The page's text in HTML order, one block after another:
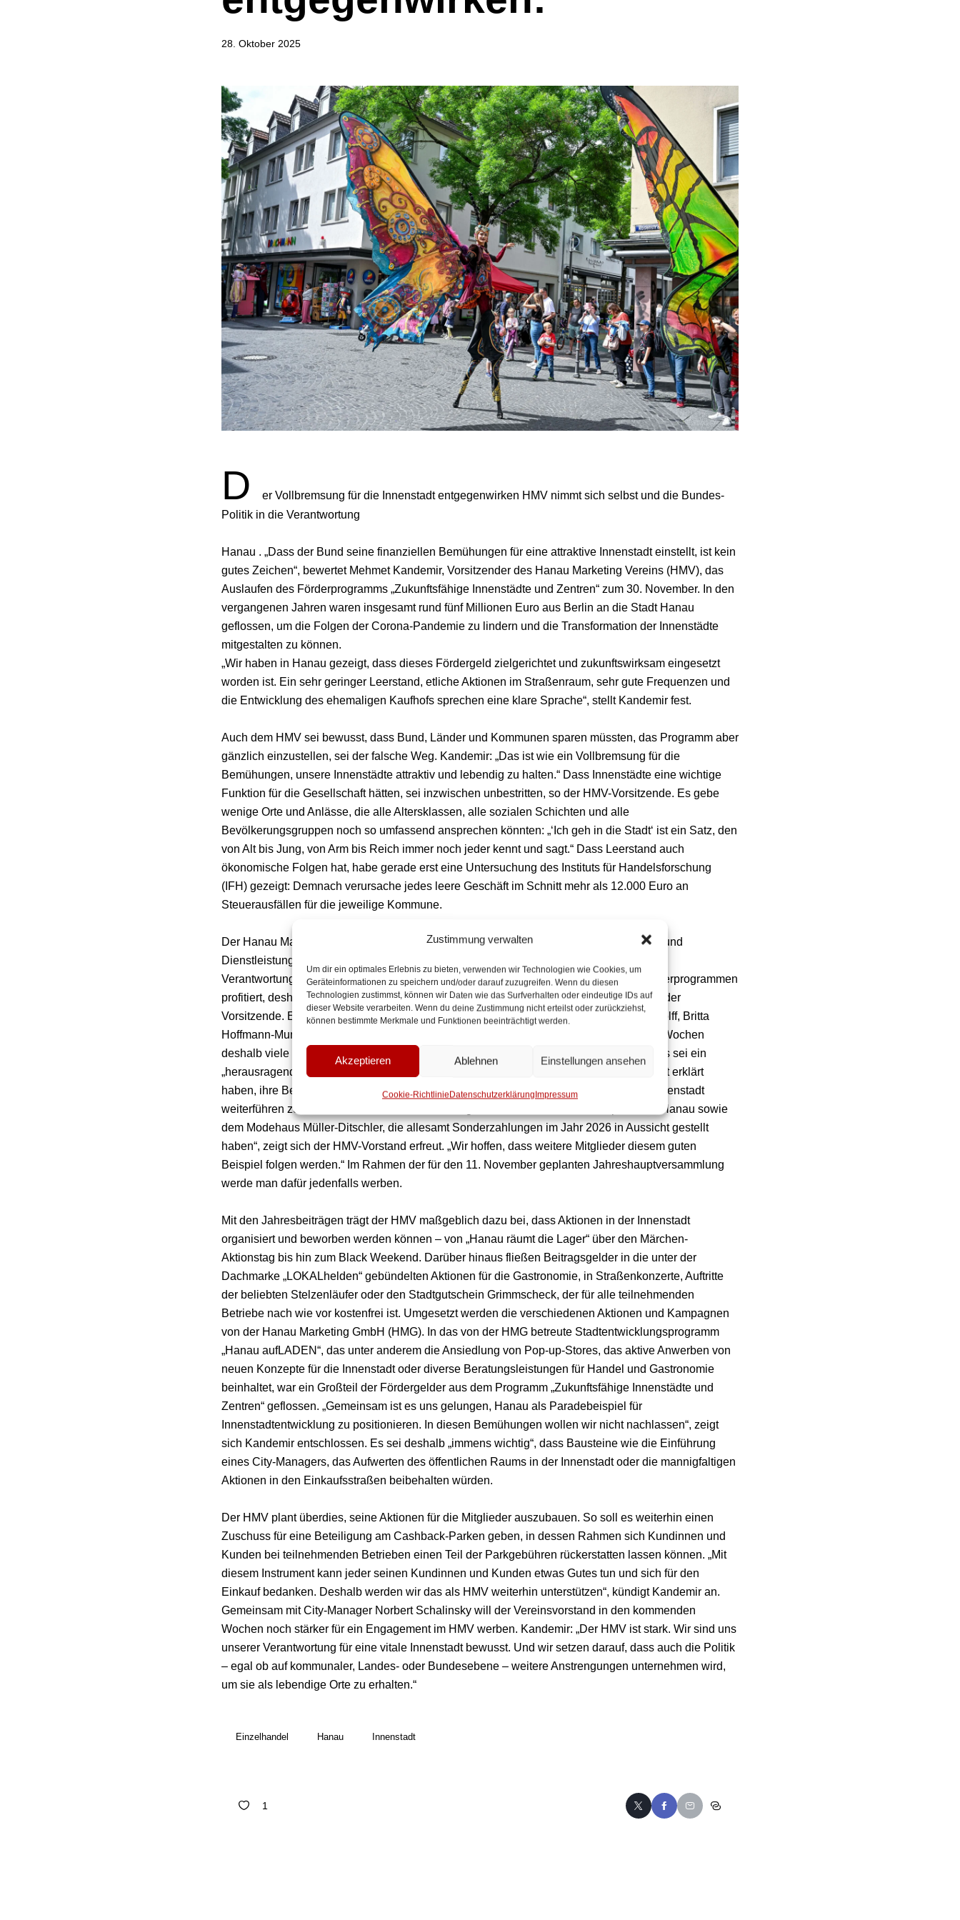
Zustimmung verwalten
Um dir ein optimales Erlebnis zu bieten, verwenden wir Technologien wie Cookies, um
Geräteinformationen zu speichern und/oder darauf zuzugreifen. Wenn du diesen
Technologien zustimmst, können wir Daten wie das Surfverhalten oder eindeutige IDs auf
dieser Website verarbeiten. Wenn du deine Zustimmung nicht erteilst oder zurückziehst,
können bestimmte Merkmale und Funktionen beeinträchtigt werden.
Akzeptieren Ablehnen Einstellungen ansehen
Cookie-RichtlinieDatenschutzerklärungImpressum
28. Oktober 2025
D
er Vollbremsung für die Innenstadt entgegenwirken HMV nimmt sich selbst und die Bundes-
Politik in die Verantwortung
Hanau . „Dass der Bund seine finanziellen Bemühungen für eine attraktive Innenstadt einstellt, ist kein
gutes Zeichen“, bewertet Mehmet Kandemir, Vorsitzender des Hanau Marketing Vereins (HMV), das
Auslaufen des Förderprogramms „Zukunftsfähige Innenstädte und Zentren“ zum 30. November. In den
vergangenen Jahren waren insgesamt rund fünf Millionen Euro aus Berlin an die Stadt Hanau
geflossen, um die Folgen der Corona-Pandemie zu lindern und die Transformation der Innenstädte
mitgestalten zu können.
„Wir haben in Hanau gezeigt, dass dieses Fördergeld zielgerichtet und zukunftswirksam eingesetzt
worden ist. Ein sehr geringer Leerstand, etliche Aktionen im Straßenraum, sehr gute Frequenzen und
die Entwicklung des ehemaligen Kaufhofs sprechen eine klare Sprache“, stellt Kandemir fest.
Auch dem HMV sei bewusst, dass Bund, Länder und Kommunen sparen müssten, das Programm aber
gänzlich einzustellen, sei der falsche Weg. Kandemir: „Das ist wie ein Vollbremsung für die
Bemühungen, unsere Innenstädte attraktiv und lebendig zu halten.“ Dass Innenstädte eine wichtige
Funktion für die Gesellschaft hätten, sei inzwischen unbestritten, so der HMV-Vorsitzende. Es gebe
wenige Orte und Anlässe, die alle Altersklassen, alle sozialen Schichten und alle
Bevölkerungsgruppen noch so umfassend ansprechen könnten: „‘Ich geh in die Stadt‘ ist ein Satz, den
von Alt bis Jung, von Arm bis Reich immer noch jeder kennt und sagt.“ Dass Leerstand auch
ökonomische Folgen hat, habe gerade erst eine Untersuchung des Instituts für Handelsforschung
(IFH) gezeigt: Demnach verursache jedes leere Geschäft im Schnitt mehr als 12.000 Euro an
Steuerausfällen für die jeweilige Kommune.
Der Hanau Marketing Verein, der mehr als 160 Unternehmen aus Handel, Gastronomie und
Dienstleistungsbranche sowie private Unterstützer vereint, sei sich dabei seiner eigenen
Verantwortung bewusst. „Wir haben in den vergangenen Jahren erheblich von den Förderprogrammen
profitiert, deshalb werden wir uns jetzt auch selber stärker finanziell engagieren“, erklärt der
Vorsitzende. Er und seine Kolleginnen und Kollegen aus dem Vorstand – Karl-Georg Wolff, Britta
Hoffmann-Mumme, Jens Fischer und Klaus-Peter Reinert – haben in den vergangenen Wochen
deshalb viele Gespräche geführt – sowohl mit der Politik als auch mit den Mitgliedern. Es sei ein
„herausragendes Signal, auch an die Politik“, dass sich drei Unternehmen spontan bereit erklärt
haben, ihre Beiträge aufzustocken, um das vielfältige Aktionsangebot in der Hanauer Innenstadt
weiterführen zu können. „Unser herzlicher Dank gilt dem Forum Hanau, der Sparkasse Hanau sowie
dem Modehaus Müller-Ditschler, die allesamt Sonderzahlungen im Jahr 2026 in Aussicht gestellt
haben“, zeigt sich der HMV-Vorstand erfreut. „Wir hoffen, dass weitere Mitglieder diesem guten
Beispiel folgen werden.“ Im Rahmen der für den 11. November geplanten Jahreshauptversammlung
werde man dafür jedenfalls werben.
Mit den Jahresbeiträgen trägt der HMV maßgeblich dazu bei, dass Aktionen in der Innenstadt
organisiert und beworben werden können – von „Hanau räumt die Lager“ über den Märchen-
Aktionstag bis hin zum Black Weekend. Darüber hinaus fließen Beitragsgelder in die unter der
Dachmarke „LOKALhelden“ gebündelten Aktionen für die Gastronomie, in Straßenkonzerte, Auftritte
der beliebten Stelzenläufer oder den Stadtgutschein Grimmscheck, der für alle teilnehmenden
Betriebe nach wie vor kostenfrei ist. Umgesetzt werden die verschiedenen Aktionen und Kampagnen
von der Hanau Marketing GmbH (HMG). In das von der HMG betreute Stadtentwicklungsprogramm
„Hanau aufLADEN“, das unter anderem die Ansiedlung von Pop-up-Stores, das aktive Anwerben von
neuen Konzepte für die Innenstadt oder diverse Beratungsleistungen für Handel und Gastronomie
beinhaltet, war ein Großteil der Fördergelder aus dem Programm „Zukunftsfähige Innenstädte und
Zentren“ geflossen. „Gemeinsam ist es uns gelungen, Hanau als Paradebeispiel für
Innenstadtentwicklung zu positionieren. In diesen Bemühungen wollen wir nicht nachlassen“, zeigt
sich Kandemir entschlossen. Es sei deshalb „immens wichtig“, dass Bausteine wie die Einführung
eines City-Managers, das Aufwerten des öffentlichen Raums in der Innenstadt oder die mannigfaltigen
Aktionen in den Einkaufsstraßen beibehalten würden.
Der HMV plant überdies, seine Aktionen für die Mitglieder auszubauen. So soll es weiterhin einen
Zuschuss für eine Beteiligung am Cashback-Parken geben, in dessen Rahmen sich Kundinnen und
Kunden bei teilnehmenden Betrieben einen Teil der Parkgebühren rückerstatten lassen können. „Mit
diesem Instrument kann jeder seinen Kundinnen und Kunden etwas Gutes tun und sich für den
Einkauf bedanken. Deshalb werden wir das als HMV weiterhin unterstützen“, kündigt Kandemir an.
Gemeinsam mit City-Manager Norbert Schalinsky will der Vereinsvorstand in den kommenden
Wochen noch stärker für ein Engagement im HMV werben. Kandemir: „Der HMV ist stark. Wir sind uns
unserer Verantwortung für eine vitale Innenstadt bewusst. Und wir setzen darauf, dass auch die Politik
– egal ob auf kommunaler, Landes- oder Bundesebene – weitere Anstrengungen unternehmen wird,
um sie als lebendige Orte zu erhalten.“
Einzelhandel Hanau Innenstadt
1